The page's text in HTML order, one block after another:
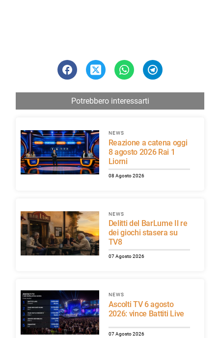
Potrebbero interessarti
NEWS
Reazione a catena oggi
8 agosto 2026 Rai 1
Liorni
08 Agosto 2026
NEWS
Delitti del BarLume Il re
dei giochi stasera su
TV8
07 Agosto 2026
NEWS
Ascolti TV 6 agosto
2026: vince Battiti Live
07 Agosto 2026